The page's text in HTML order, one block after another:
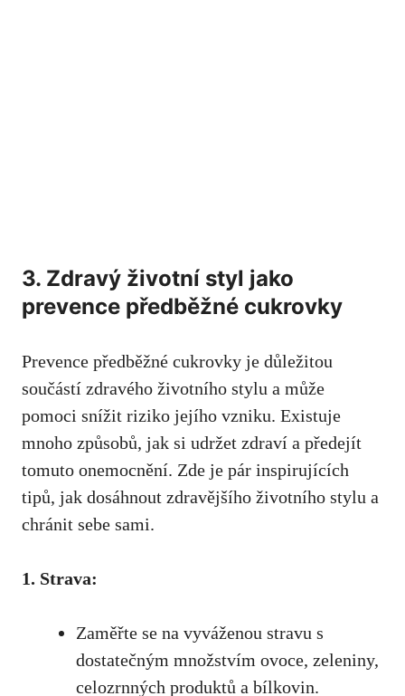
3.⁤ Zdravý ⁣životní ‌styl jako
prevence předběžné cukrovky
Prevence⁢ předběžné cukrovky‌ je důležitou
součástí zdravého životního stylu⁣ a může
pomoci snížit riziko ⁢jejího vzniku. Existuje
mnoho způsobů,​ jak⁢ si ⁣udržet zdraví a předejít
tomuto onemocnění. ‌Zde je pár inspirujících
⁣tipů, jak dosáhnout zdravějšího životního stylu a
‌chránit sebe sami.
1. Strava:
Zaměřte se na vyváženou stravu s
dostatečným ​množstvím ovoce, zeleniny,
celozrnných produktů a⁤ bílkovin.